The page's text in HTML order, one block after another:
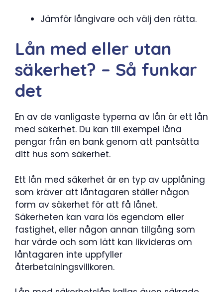
Jämför långivare och välj den rätta.
Lån med eller utan
säkerhet? – Så funkar
det
En av de vanligaste typerna av lån är ett lån
med säkerhet. Du kan till exempel låna
pengar från en bank genom att pantsätta
ditt hus som säkerhet.
Ett lån med säkerhet är en typ av upplåning
som kräver att låntagaren ställer någon
form av säkerhet för att få lånet.
Säkerheten kan vara lös egendom eller
fastighet, eller någon annan tillgång som
har värde och som lätt kan likvideras om
låntagaren inte uppfyller
återbetalningsvillkoren.